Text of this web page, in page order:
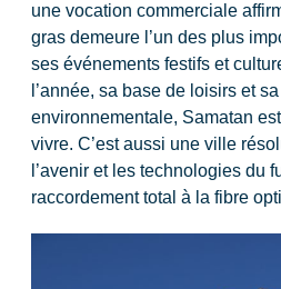
une vocation commerciale
gras demeure l’un des plus
ses événements festifs et
l’année, sa base de loisirs et
environnementale, Samatan
vivre. C’est aussi une ville
l’avenir et les technologies du
raccordement total à la fibre